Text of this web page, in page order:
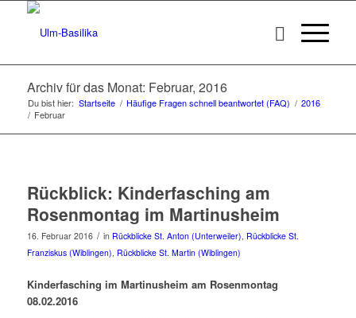
Archiv für das Monat: Februar, 2016
Du bist hier: Startseite / Häufige Fragen schnell beantwortet (FAQ) / 2016
/ Februar
Rückblick: Kinderfasching am
Rosenmontag im Martinusheim
16. Februar 2016 / in Rückblicke St. Anton (Unterweiler), Rückblicke St.
Franziskus (Wiblingen), Rückblicke St. Martin (Wiblingen)
Kinderfasching im Martinusheim am Rosenmontag
08.02.2016